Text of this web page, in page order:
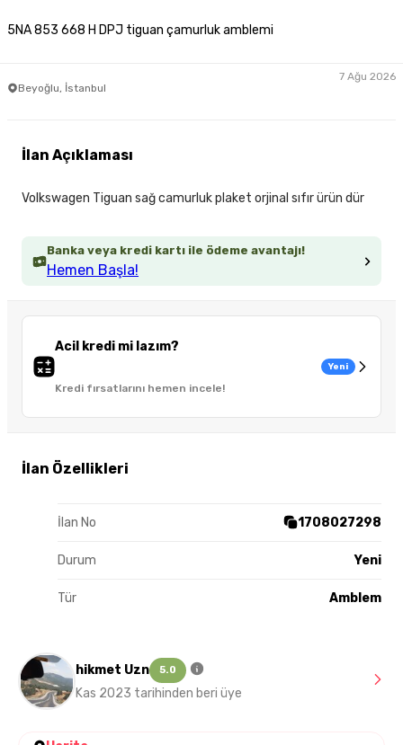
5NA 853 668 H DPJ tiguan çamurluk amblemi
Beyoğlu, İstanbul
7 Ağu 2026
Banka veya kredi kartı ile ödeme avantajı!
Hemen Başla!
Acil kredi mi lazım?
Kredi fırsatlarını hemen incele!
Yeni
İlan Özellikleri
İlan No 1708027298
Durum Yeni
Tür Amblem
İlan Açıklaması
Volkswagen Tiguan sağ camurluk plaket orjinal sıfır ürün dür
hikmet Uzn 5.0
Kas 2023 tarihinden beri üye